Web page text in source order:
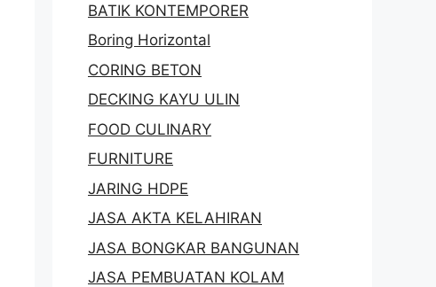
BATIK KONTEMPORER
Boring Horizontal
CORING BETON
DECKING KAYU ULIN
FOOD CULINARY
FURNITURE
JARING HDPE
JASA AKTA KELAHIRAN
JASA BONGKAR BANGUNAN
JASA PEMBUATAN KOLAM